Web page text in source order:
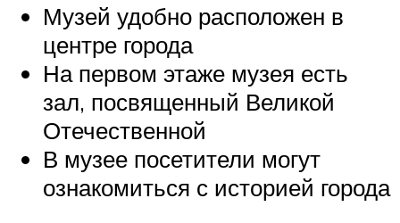
Музей удобно расположен в
центре города
На первом этаже музея есть
зал, посвященный Великой
Отечественной
В музее посетители могут
ознакомиться с историей города